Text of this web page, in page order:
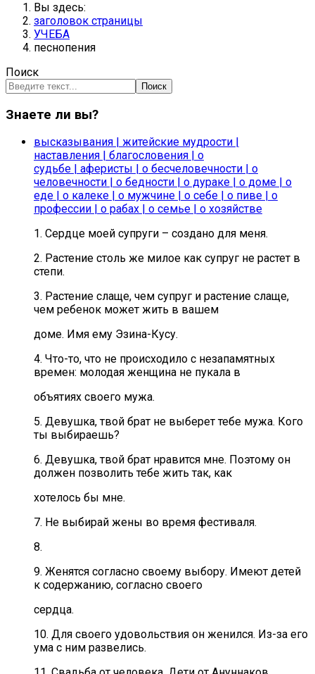
Вы здесь:
заголовок страницы
УЧЕБА
песнопения
Поиск
Поиск
Знаете ли вы?
высказывания житейские мудрости
наставления
благословения
о
судьбе
аферисты о бесчеловечности
о
человечности
о бедности о дураке о доме
о
еде
о калеке о мужчине о себе о пиве
о
профессии
о рабах о семье
о хозяйстве
1. Сердце моей супруги – создано для меня.
2. Растение столь же милое как супруг не растет в
степи.
3. Растение слаще, чем супруг и растение слаще,
чем ребенок может жить в вашем
доме. Имя ему Эзина-Кусу.
4. Что-то, что не происходило с незапамятных
времен: молодая женщина не пукала в
объятиях своего мужа.
5. Девушка, твой брат не выберет тебе мужа. Кого
ты выбираешь?
6. Девушка, твой брат нравится мне. Поэтому он
должен позволить тебе жить так, как
хотелось бы мне.
7. Не выбирай жены во время фестиваля.
8.
9. Женятся согласно своему выбору. Имеют детей
к содержанию, согласно своего
сердца.
10. Для своего удовольствия он женился. Из-за его
ума с ним развелись.